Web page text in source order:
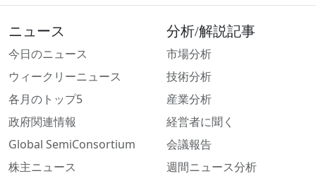
ニュース
今日のニュース
ウィークリーニュース
各月のトップ5
政府関連情報
Global SemiConsortium
株主ニュース
分析/解説記事
市場分析
技術分析
産業分析
経営者に聞く
会議報告
週間ニュース分析